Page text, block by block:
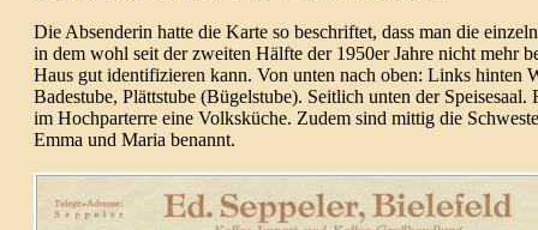
Die Absen­derin hatte die Karte so beschrif­tet, dass man die
in dem wohl seit der zweiten Hälfte der 1950er Jahre nicht mehr
Haus gut iden­ti­fi­zieren kann. Von unten nach oben: Links hinten
Bade­stube, Plätt­stube (Bügel­stube). Seit­lich unten der Speise­saal.
im Hoch­par­terre eine Volks­küche. Zudem sind mittig die
Emma und Maria benannt.